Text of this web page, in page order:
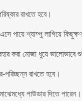
রাখতে হবে।
পায়ে শ্যাম্পু লাগিয়ে
করা মোজা ধুয়ে ভালোভাবে
পরিচ্ছন্ন রাখতে হবে।
পাউডার দিতে পারেন।